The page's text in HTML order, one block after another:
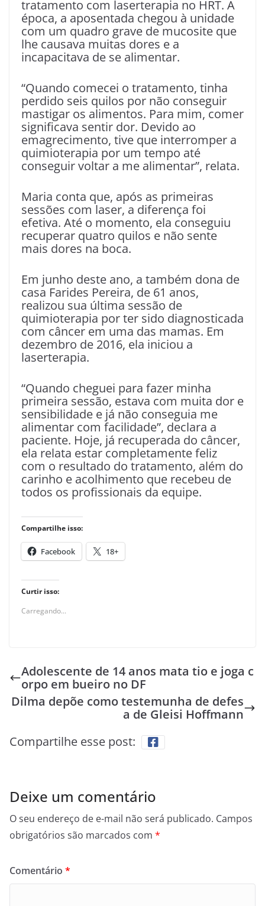
tratamento com laserterapia no HRT. À
época, a aposentada chegou à unidade
com um quadro grave de mucosite que
lhe causava muitas dores e a
incapacitava de se alimentar.
“Quando comecei o tratamento, tinha
perdido seis quilos por não conseguir
mastigar os alimentos. Para mim, comer
significava sentir dor. Devido ao
emagrecimento, tive que interromper a
quimioterapia por um tempo até
conseguir voltar a me alimentar”, relata.
Maria conta que, após as primeiras
sessões com laser, a diferença foi
efetiva. Até o momento, ela conseguiu
recuperar quatro quilos e não sente
mais dores na boca.
Em junho deste ano, a também dona de
casa Farides Pereira, de 61 anos,
realizou sua última sessão de
quimioterapia por ter sido diagnosticada
com câncer em uma das mamas. Em
dezembro de 2016, ela iniciou a
laserterapia.
“Quando cheguei para fazer minha
primeira sessão, estava com muita dor e
sensibilidade e já não conseguia me
alimentar com facilidade”, declara a
paciente. Hoje, já recuperada do câncer,
ela relata estar completamente feliz
com o resultado do tratamento, além do
carinho e acolhimento que recebeu de
todos os profissionais da equipe.
Compartilhe isso:
Facebook 18+
Curtir isso:
Carregando...
Adolescente de 14 anos mata tio e joga c
orpo em bueiro no DF
Dilma depõe como testemunha de defes
a de Gleisi Hoffmann
Compartilhe esse post:
Deixe um comentário
O seu endereço de e-mail não será publicado. Campos
obrigatórios são marcados com *
Comentário *